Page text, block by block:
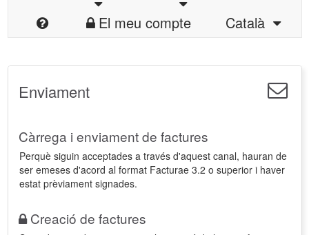
El meu compte
Català
Enviament
Càrrega i enviament de factures
Perquè siguin acceptades a través d'aquest canal, hauran de
ser emeses d'acord al format Facturae 3.2 o superior i haver
estat prèviament signades.
Creació de factures